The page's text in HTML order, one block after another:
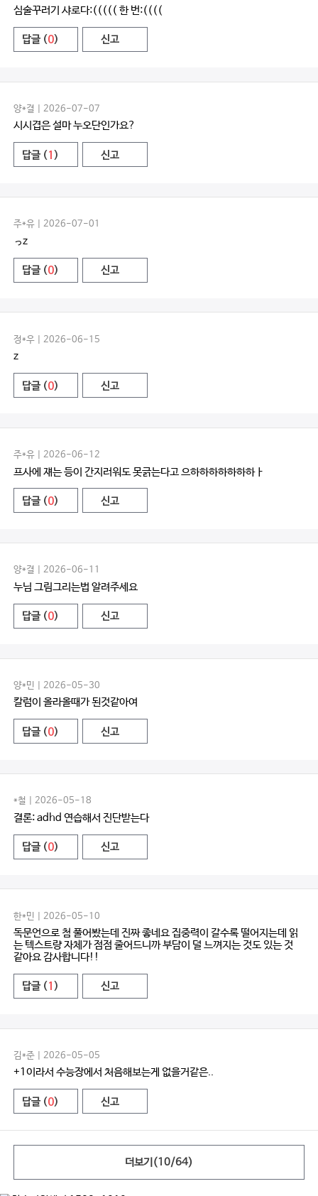
심술꾸러기 샤로다:((((( 한 번:((((
답글 (0) 신고
양*결 | 2026-07-07
시시겹은 설마 누오단인가요?
답글 ( 1 ) 신고
주*유 | 2026-07-01
っz
답글 (0) 신고
정*우 | 2026-06-15
z
답글 (0) 신고
주*유 | 2026-06-12
프사에 쟤는 등이 간지러워도 못긁는다고 으하하하하하하하ㅏ
답글 (0) 신고
양*결 | 2026-06-11
누님 그림그리는법 알려주세요
답글 (0) 신고
양*민 | 2026-05-30
칼럼이 올라올때가 된것같아여
답글 (0) 신고
*철 | 2026-05-18
결론: adhd 연습해서 진단받는다
답글 (0) 신고
한*민 | 2026-05-10
독문언으로 첨 풀어봤는데 진짜 좋네요 집중력이 갈수록 떨어지는데 읽
는 텍스트량 자체가 점점 줄어드니까 부담이 덜 느껴지는 것도 있는 것
같아요 감사합니다!!
답글 (1 ) 신고
김*준 | 2026-05-05
+1이라서 수능장에서 처음해보는게 없을거같은..
답글 (0) 신고
더보기(10/64)